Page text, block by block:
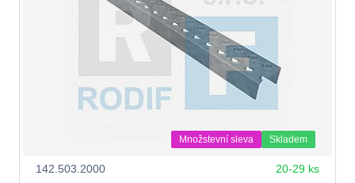
Množstevní sleva Skladem
142.503.2000 20-29 ks